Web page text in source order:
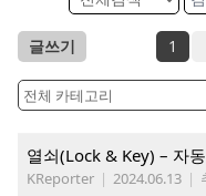
글쓰기 1
열쇠(Lock & Key) – 자
KReporter | 2024.06.13 |